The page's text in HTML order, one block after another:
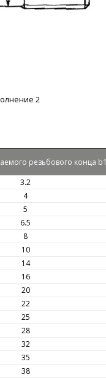
2
резьбового конца b1
3.2
4
5
6.5
8
10
14
16
20
22
25
28
32
35
38